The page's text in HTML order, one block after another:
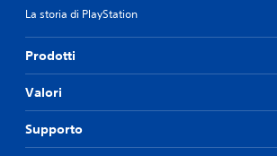
La storia di PlayStation
Prodotti
Valori
Supporto